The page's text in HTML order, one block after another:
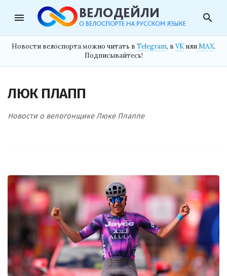
menu search
Новости велоспорта можно читать в Telegram, в VK илиMAX.
Подписывайтесь!
ЛЮК ПЛАПП
Новости о велогонщике Люке Плаппе